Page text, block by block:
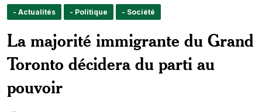
- Actualités - Politique - Société
La majorité immigrante du Grand
Toronto décidera du parti au
pouvoir